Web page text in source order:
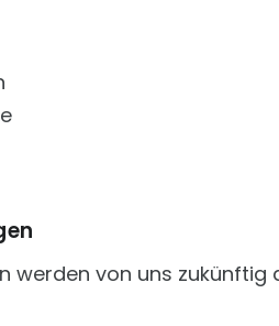
werden von uns